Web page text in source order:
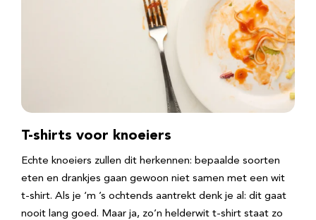
T-shirts voor knoeiers
Echte knoeiers zullen dit herkennen: bepaalde soorten
eten en drankjes gaan gewoon niet samen met een wit
t-shirt. Als je ‘m ’s ochtends aantrekt denk je al: dit gaat
nooit lang goed. Maar ja, zo’n helderwit t-shirt staat zo